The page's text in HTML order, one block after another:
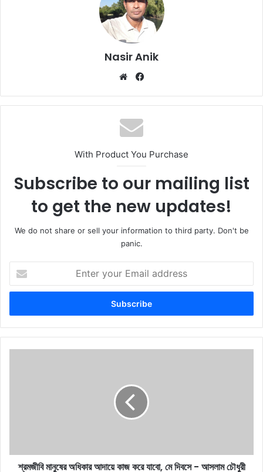
Nasir Anik
Website
With Product You Purchase
Subscribe to our mailing list
to get the new updates!
We do not share or sell your information to third party. Don't be
panic.
your
Email
দিবসে
- আসলাম
শ্রমজীবি মানুষের অধিকার আদায়ে কাজ করে যাবো, মে দিবসে - আসলাম চৌধুরী